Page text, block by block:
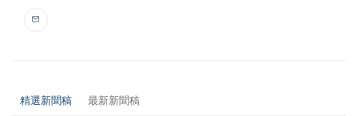
精選新聞稿 最新新聞稿